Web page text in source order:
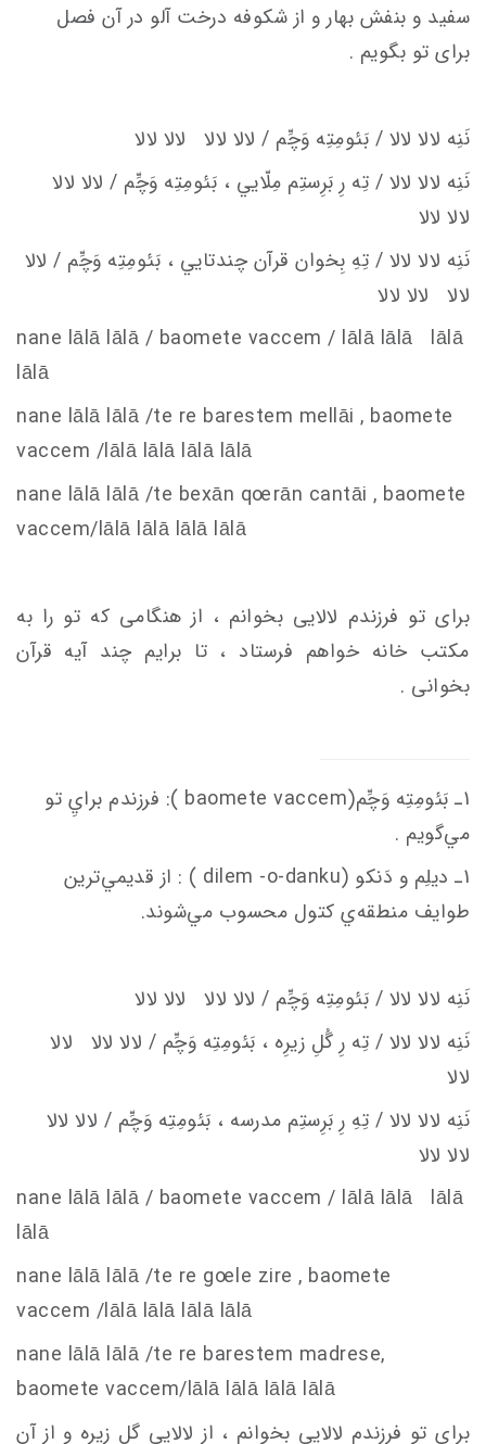
سفید و بنفش بهار و از شکوفه درخت آلو در آن فصل
برای تو بگویم .
نَنِه لالا لالا / بَئومِتِه وَچِّم / لالا لالا لالا لالا
نَنِه لالا لالا / تِه رِ بَرِستِم مِلّايي ، بَئومِتِه وَچِّم / لالا لالا
لالا لالا
نَنِه لالا لالا / تِهِ بِخوان قرآن چندتايي ، بَئومِتِه وَچِّم / لالا
لالا لالا لالا
nane lālā lālā / baomete vaccem / lālā lālā lālā
lālā
nane lālā lālā /te re barestem mellāi , baomete
vaccem /lālā lālā lālā lālā
nane lālā lālā /te bexān qoerān cantāi , baomete
vaccem/lālā lālā lālā lālā
برای تو فرزندم لالایی بخوانم ، از هنگامی که تو را به
مکتب خانه خواهم فرستاد ، تا برایم چند آیه قرآن
بخوانی .
1ـ بَئومِتِه وَچِّم(baomete va ccem
): فرزندم برايِ تو
مي‌گويم .
1ـ ديلِم و دَنكو (dilem -o-danku ) : از قديمي‌ترين
طوايف منطقه‌ي كتول محسوب مي‌شوند.
نَنِه لالا لالا / بَئومِتِه وَچِّم / لالا لالا لالا لالا
نَنِه لالا لالا / تِه رِ گُلِ زيرِه ، بَئومِتِه وَچِّم / لالا لالا لالا
لالا
نَنِه لالا لالا / تِهِ رِ بَرِستِم مدرسه ، بَئومِتِه وَچِّم / لالا لالا
لالا لالا
nane lālā lālā / baomete vaccem / lālā lālā lālā
lālā
nane lālā lālā /te re goele zire , baomete
vaccem /lālā lālā lālā lālā
nane lālā lālā /te re barestem madrese,
baomete vaccem/lālā lālā lālā lālā
برای تو فرزندم لالایی بخوانم ، از لالایی گل زیره و از آن